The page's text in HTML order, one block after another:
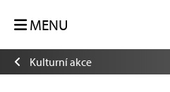
MENU
Kulturní akce